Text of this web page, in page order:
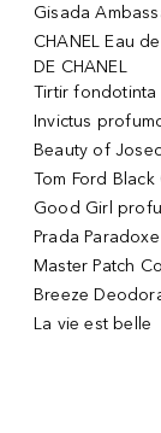
Gisada
CHANEL Eau
DE CHANEL
Tirtir fondotinta
Invictus
Beauty of
Tom Ford Black
Good Girl
Prada Paradoxe
Master Patch
Breeze
La vie est belle